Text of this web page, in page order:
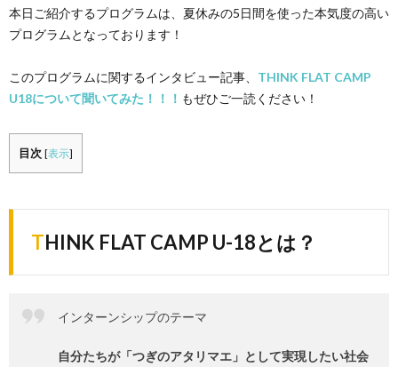
本日ご紹介するプログラムは、夏休みの5日間を使った本気度の高い
プログラムとなっております！
このプログラムに関するインタビュー記事、 THINK FLAT CAMP
U18について聞いてみた！！！ もぜひご一読ください！
目次 [表示]
THINK FLAT CAMP U-18とは？
インターンシップのテーマ
自分たちが「つぎのアタリマエ」として実現したい社会